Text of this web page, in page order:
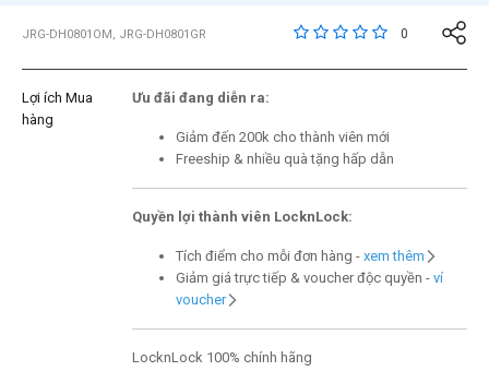
JRG-DH0801OM, JRG-DH0801GR 4,4 trên đánh giá của
0
Lợi ích Mua
hàng
Ưu đãi đang diễn ra:
Giảm đến 200k cho thành viên mới
Freeship & nhiều quà tặng hấp dẫn
Quyền lợi thành viên LocknLock:
Tích điểm cho mỗi đơn hàng - xem thêm
Giảm giá trực tiếp & voucher độc quyền - ví
voucher
LocknLock 100% chính hãng